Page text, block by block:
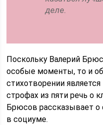
деле.
Поскольку Валерий
особые моменты, то и
стихотворении
строфах из пяти речь о
Брюсов рассказывает о
в социуме.